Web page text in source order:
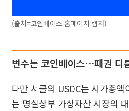
(출처=코인베이스 홈페이지 캡처)
변수는 코인베이스…패권 다
다만 서클의 USDC는 시가총
는 명실상부 가상자산 시장의